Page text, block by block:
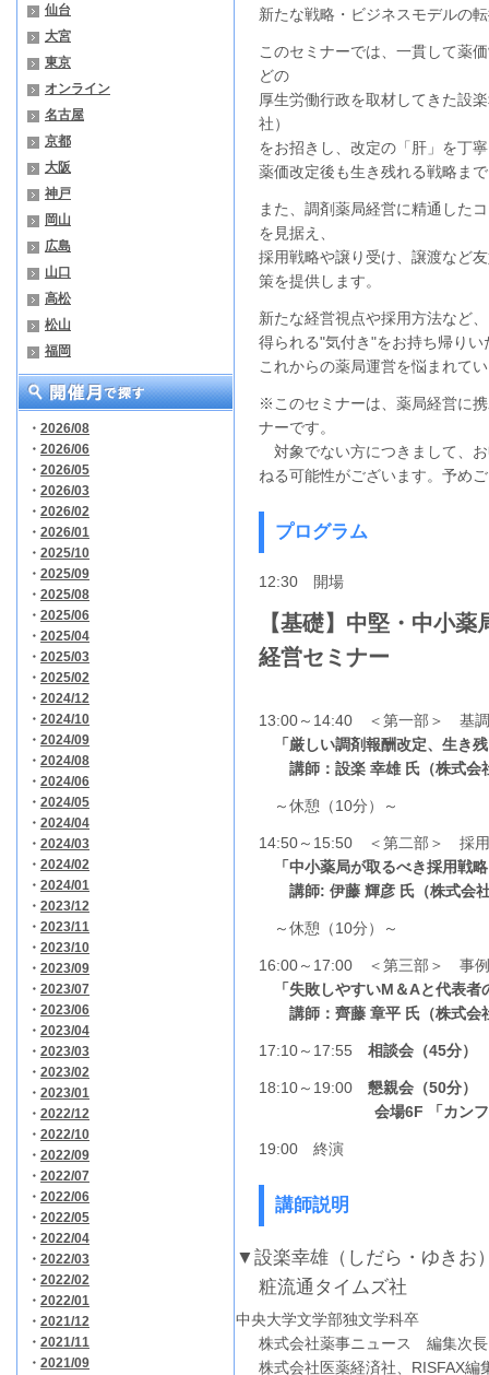
仙台
大宮
東京
オンライン
名古屋
京都
大阪
神戸
岡山
広島
山口
高松
松山
福岡
・ 2026/08
・ 2026/06
・ 2026/05
・ 2026/03
・ 2026/02
・ 2026/01
・ 2025/10
・ 2025/09
・ 2025/08
・ 2025/06
・ 2025/04
・ 2025/03
・ 2025/02
・ 2024/12
・ 2024/10
・ 2024/09
・ 2024/08
・ 2024/06
・ 2024/05
・ 2024/04
・ 2024/03
・ 2024/02
・ 2024/01
・ 2023/12
・ 2023/11
・ 2023/10
・ 2023/09
・ 2023/07
・ 2023/06
・ 2023/04
・ 2023/03
・ 2023/02
・ 2023/01
・ 2022/12
・ 2022/10
・ 2022/09
・ 2022/07
・ 2022/06
・ 2022/05
・ 2022/04
・ 2022/03
・ 2022/02
・ 2022/01
・ 2021/12
・ 2021/11
・ 2021/09
新たな戦略・ビジネスモデルの
このセミナーでは、一貫して薬
どの
厚生労働行政を取材してきた設
社）
をお招きし、改定の「肝」を丁
薬価改定後も生き残れる戦略ま
また、調剤薬局経営に精通した
を見据え、
採用戦略や譲り受け、譲渡など
策を提供します。
新たな経営視点や採用方法など
得られる"気付き"をお持ち帰りい
これからの薬局運営を悩まれて
※このセミナーは、薬局経営に
ナーです。
対象でない方につきまして、
ねる可能性がございます。予め
プログラム
12:30 開場
【基礎】中堅・中小
経営セミナー
13:00～14:40 ＜第一部＞ 基調
「厳しい調剤報酬改定、生き
講師：設楽 幸雄 氏（株式会
～休憩（10分）～
14:50～15:50 ＜第二部＞ 採用
「中小薬局が取るべき採用戦
講師: 伊藤 輝彦 氏 （株式会
～休憩（10分）～
16:00～17:00 ＜第三部＞ 事例
「失敗しやすいM＆Aと代表者
講師：齊藤 章平 氏（株式会
17:10～17:55 相談会（45分）
18:10～19:00 懇親会（50分）
会場6F 「カン
19:00 終演
講師説明
▼設楽幸雄（しだら・ゆきお
粧流通タイムズ社
中央大学文学部独文学科卒
株式会社薬事ニュース 編集次長
株式会社医薬経済社、RISFAX編